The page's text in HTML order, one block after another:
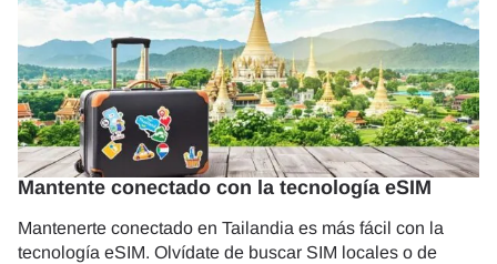
Mantente conectado con la tecnología eSIM
Mantenerte conectado en Tailandia es más fácil con la
tecnología eSIM. Olvídate de buscar SIM locales o de